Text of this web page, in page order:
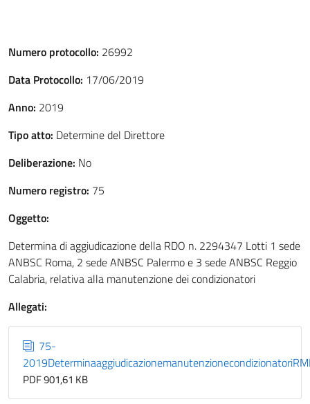
Numero protocollo: 26992
Data Protocollo: 17/06/2019
Anno: 2019
Tipo atto: Determine del Direttore
Deliberazione: No
Numero registro: 75
Oggetto:
Determina di aggiudicazione della RDO n. 2294347 Lotti 1 sede
ANBSC Roma, 2 sede ANBSC Palermo e 3 sede ANBSC Reggio
Calabria, relativa alla manutenzione dei condizionatori
Allegati:
75-
PDF 901,61 KB